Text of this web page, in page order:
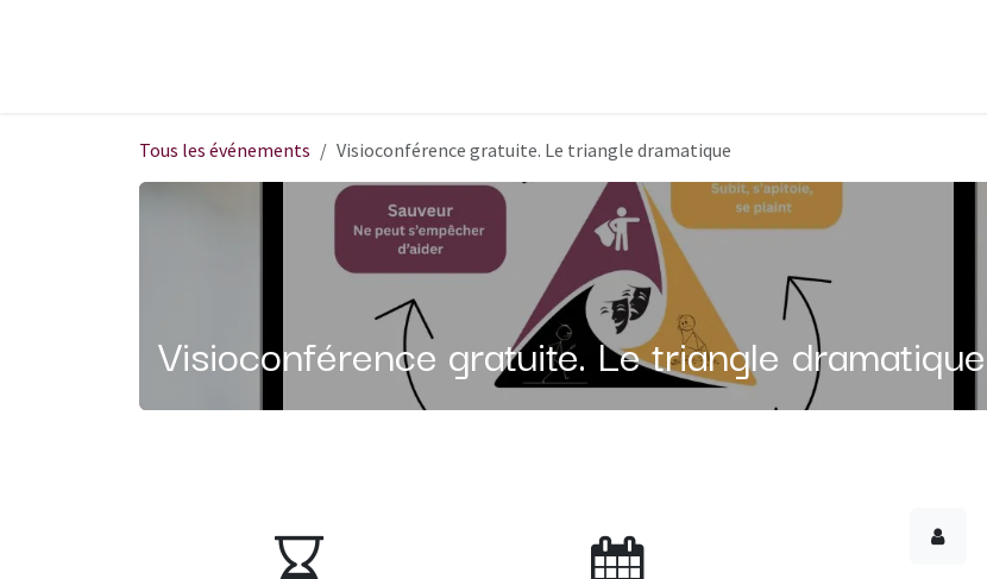
Tous les événements Visioconférence gratuite. Le triangle dramatique
Visioconférence gratuite. Le triangle dramatique